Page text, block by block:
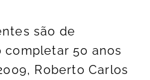
são de
completar 50 anos
Roberto Carlos